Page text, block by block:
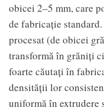
obicei 2–5 mm, care
de fabricație
procesat (de obicei
transformă în grăniți
foarte căutați în
densității lor
uniformă în extrudere